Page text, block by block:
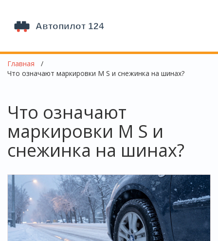
Главная
Что означают маркировки M S и снежинка на шинах?
Что означают
маркировки M S и
снежинка на шинах?